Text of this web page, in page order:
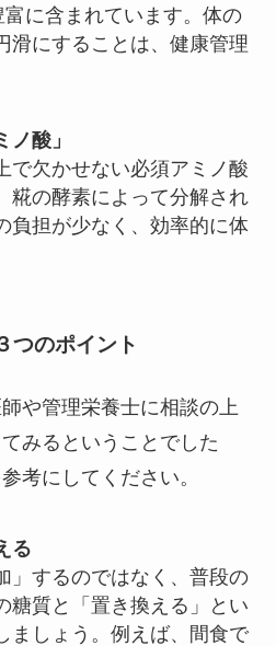
に含まれています。体の
滑にすることは、健康管理
酸」
で欠かせない必須アミノ酸
糀の酵素によって分解され
負担が少なく、効率的に体
つのポイント
や管理栄養士に相談の上
みるということでした
考にしてください。
る
」するのではなく、普段の
糖質と「置き換える」とい
ましょう。例えば、間食で